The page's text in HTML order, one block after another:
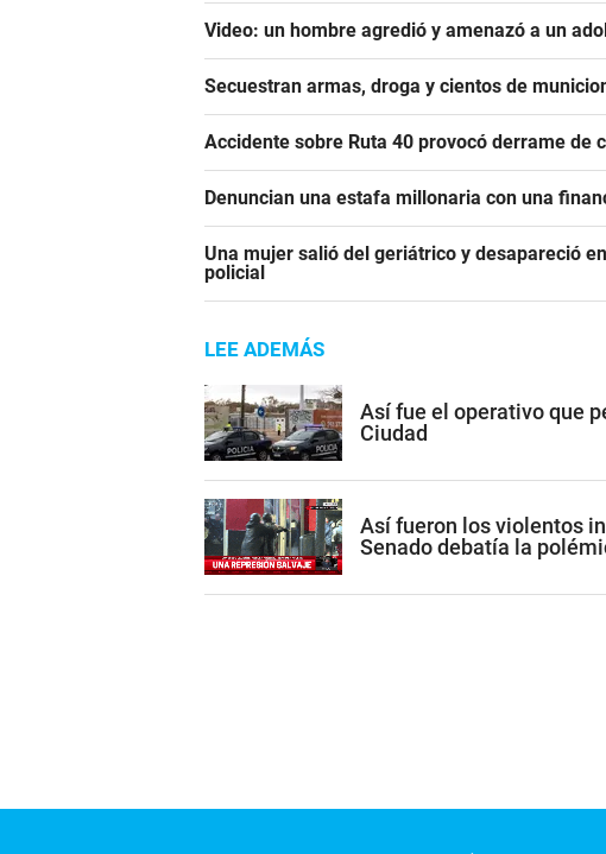
Video: un hombre agredió y amenazó a un
Secuestran armas, droga y cientos de
Accidente sobre Ruta 40 provocó derrame de
Denuncian una estafa millonaria con una
Una mujer salió del geriátrico y desapareció
policial
LEE ADEMÁS
Así fue el operativo que
Ciudad
Así fueron los violentos
Senado debatía la